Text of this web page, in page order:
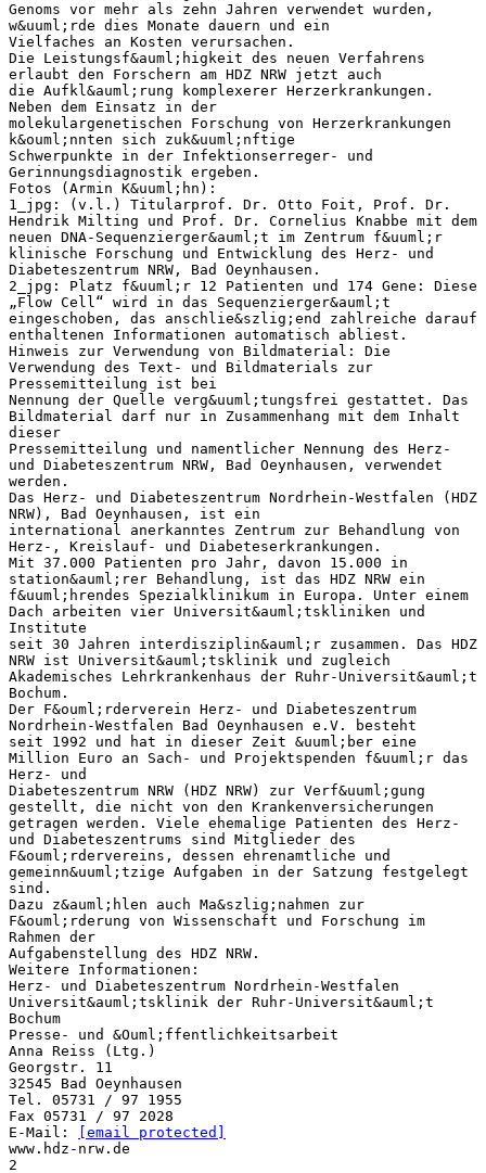
Genoms vor mehr als zehn Jahren verwendet wurden,
w&uuml;rde dies Monate dauern und ein
Vielfaches an Kosten verursachen.
Die Leistungsf&auml;higkeit des neuen Verfahrens
erlaubt den Forschern am HDZ NRW jetzt auch
die Aufkl&auml;rung komplexerer Herzerkrankungen.
Neben dem Einsatz in der
molekulargenetischen Forschung von Herzerkrankungen
k&ouml;nnten sich zuk&uuml;nftige
Schwerpunkte in der Infektionserreger- und
Gerinnungsdiagnostik ergeben.
Fotos (Armin K&uuml;hn):
1_jpg: (v.l.) Titularprof. Dr. Otto Foit, Prof. Dr.
Hendrik Milting und Prof. Dr. Cornelius Knabbe mit dem
neuen DNA-Sequenzierger&auml;t im Zentrum f&uuml;r
klinische Forschung und Entwicklung des Herz- und
Diabeteszentrum NRW, Bad Oeynhausen.
2_jpg: Platz f&uuml;r 12 Patienten und 174 Gene: Diese
„Flow Cell“ wird in das Sequenzierger&auml;t
eingeschoben, das anschlie&szlig;end zahlreiche darauf
enthaltenen Informationen automatisch abliest.
Hinweis zur Verwendung von Bildmaterial: Die
Verwendung des Text- und Bildmaterials zur
Pressemitteilung ist bei
Nennung der Quelle verg&uuml;tungsfrei gestattet. Das
Bildmaterial darf nur in Zusammenhang mit dem Inhalt
dieser
Pressemitteilung und namentlicher Nennung des Herz-
und Diabeteszentrum NRW, Bad Oeynhausen, verwendet
werden.
Das Herz- und Diabeteszentrum Nordrhein-Westfalen (HDZ
NRW), Bad Oeynhausen, ist ein
international anerkanntes Zentrum zur Behandlung von
Herz-, Kreislauf- und Diabeteserkrankungen.
Mit 37.000 Patienten pro Jahr, davon 15.000 in
station&auml;rer Behandlung, ist das HDZ NRW ein
f&uuml;hrendes Spezialklinikum in Europa. Unter einem
Dach arbeiten vier Universit&auml;tskliniken und
Institute
seit 30 Jahren interdisziplin&auml;r zusammen. Das HDZ
NRW ist Universit&auml;tsklinik und zugleich
Akademisches Lehrkrankenhaus der Ruhr-Universit&auml;t
Bochum.
Der F&ouml;rderverein Herz- und Diabeteszentrum
Nordrhein-Westfalen Bad Oeynhausen e.V. besteht
seit 1992 und hat in dieser Zeit &uuml;ber eine
Million Euro an Sach- und Projektspenden f&uuml;r das
Herz- und
Diabeteszentrum NRW (HDZ NRW) zur Verf&uuml;gung
gestellt, die nicht von den Krankenversicherungen
getragen werden. Viele ehemalige Patienten des Herz-
und Diabeteszentrums sind Mitglieder des
F&ouml;rdervereins, dessen ehrenamtliche und
gemeinn&uuml;tzige Aufgaben in der Satzung festgelegt
sind.
Dazu z&auml;hlen auch Ma&szlig;nahmen zur
F&ouml;rderung von Wissenschaft und Forschung im
Rahmen der
Aufgabenstellung des HDZ NRW.
Weitere Informationen:
Herz- und Diabeteszentrum Nordrhein-Westfalen
Universit&auml;tsklinik der Ruhr-Universit&auml;t
Bochum
Presse- und &Ouml;ffentlichkeitsarbeit
Anna Reiss (Ltg.)
Georgstr. 11
32545 Bad Oeynhausen
Tel. 05731 / 97 1955
Fax 05731 / 97 2028
E-Mail:
[email protected]
www.hdz-nrw.de